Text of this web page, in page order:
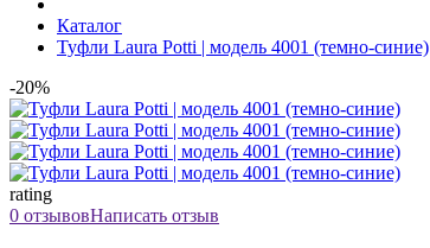
Каталог
Туфли Laura Potti | модель 4001 (темно-синие)
-20%
rating
0 отзывовНаписать отзыв